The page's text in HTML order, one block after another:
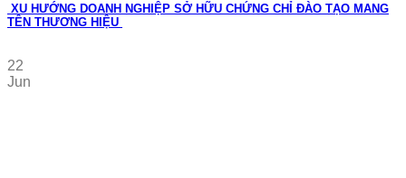
XU HƯỚNG DOANH NGHIỆP SỞ HỮU CHỨNG CHỈ ĐÀO TẠO MANG
TÊN THƯƠNG HIỆU
22
Jun